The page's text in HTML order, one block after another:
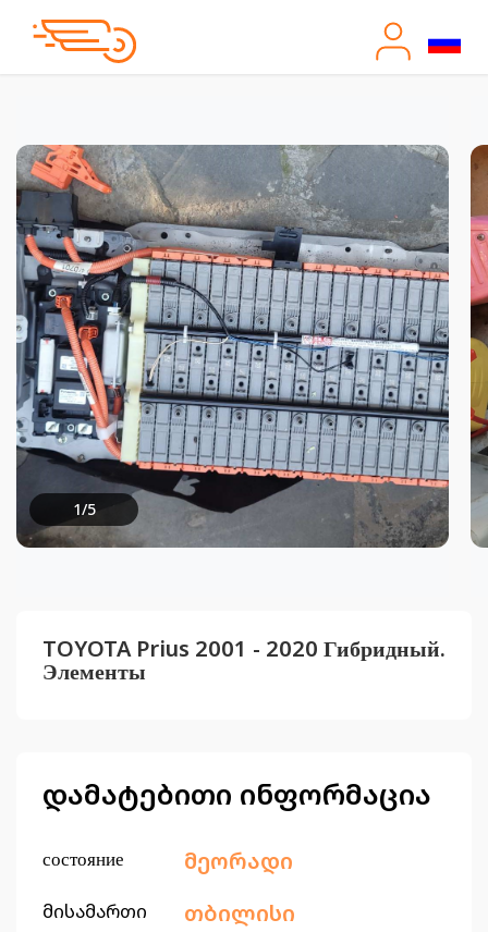
1/5
TOYOTA Prius 2001 - 2020 Гибридный.
Элементы
დამატებითი ინფორმაცია
состояние მეორადი
მისამართი თბილისი